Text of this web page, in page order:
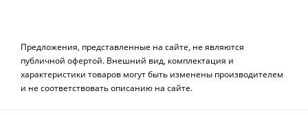
Предложения, представленные на сайте, не являются
публичной офертой. Внешний вид, комплектация и
характеристики товаров могут быть изменены производителем
и не соответствовать описанию на сайте.